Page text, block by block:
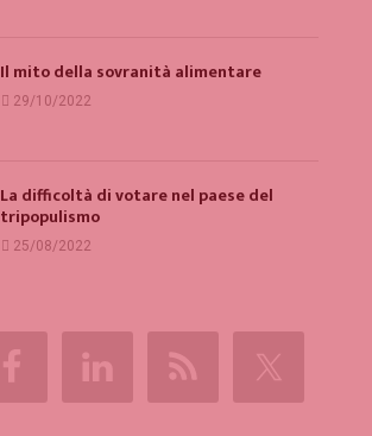
Il mito della sovranità alimentare
29/10/2022
La difficoltà di votare nel paese del
tripopulismo
25/08/2022